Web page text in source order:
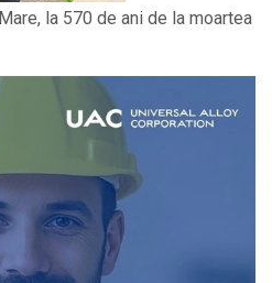
la 570 de ani de la moartea